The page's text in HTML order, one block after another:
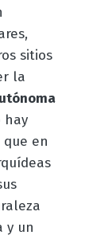
sitios
la
hay
en
y un